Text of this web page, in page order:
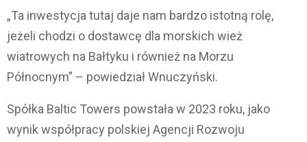
„Ta inwestycja tutaj daje nam bardzo istotną rolę,
jeżeli chodzi o dostawcę dla morskich wież
wiatrowych na Bałtyku i również na Morzu
Północnym” – powiedział Wnuczyński.
Spółka Baltic Towers powstała w 2023 roku, jako
wynik współpracy polskiej Agencji Rozwoju